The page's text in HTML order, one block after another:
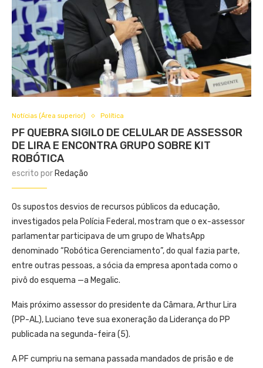
Notícias (Área superior) Política
PF QUEBRA SIGILO DE CELULAR DE ASSESSOR
DE LIRA E ENCONTRA GRUPO SOBRE KIT
ROBÓTICA
escrito porRedação
Os supostos desvios de recursos públicos da educação,
investigados pela Polícia Federal, mostram que o ex-assessor
parlamentar participava de um grupo de WhatsApp
denominado “Robótica Gerenciamento”, do qual fazia parte,
entre outras pessoas, a sócia da empresa apontada como o
pivô do esquema —a Megalic.
Mais próximo assessor do presidente da Câmara, Arthur Lira
(PP-AL), Luciano teve sua exoneração da Liderança do PP
publicada na segunda-feira (5).
A PF cumpriu na semana passada mandados de prisão e de